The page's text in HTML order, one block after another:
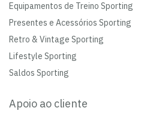
Equipamentos de Treino Sporting
Presentes e Acessórios Sporting
Retro & Vintage Sporting
Lifestyle Sporting
Saldos Sporting
Apoio ao cliente